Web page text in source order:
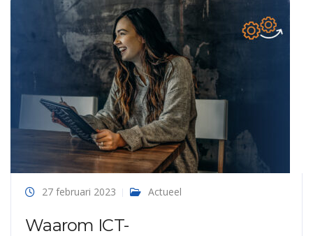
27 februari 2023 Actueel
Waarom ICT-